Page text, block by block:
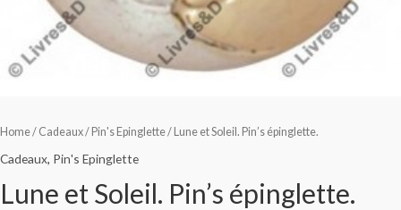
Home/ Cadeaux/ Pin's Epinglette/ Lune et Soleil. Pin’s épinglette.
Cadeaux, Pin's Epinglette
Lune et Soleil. Pin’s épinglette.